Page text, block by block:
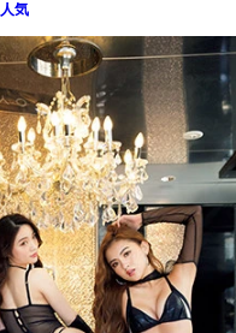
人気